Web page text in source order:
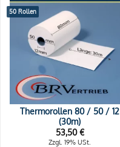
50 Rollen
Thermorollen 80 / 50 / 12
(30m)
53,50€
Zzgl. 19% USt.